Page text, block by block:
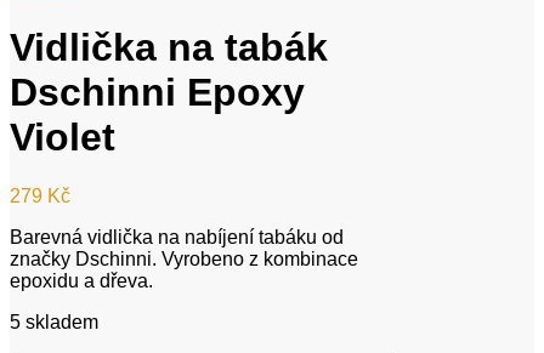
Vidlička na tabák
Dschinni Epoxy
Violet
279 Kč
Barevná vidlička na nabíjení tabáku od
značky Dschinni. Vyrobeno z kombinace
epoxidu a dřeva.
5 skladem